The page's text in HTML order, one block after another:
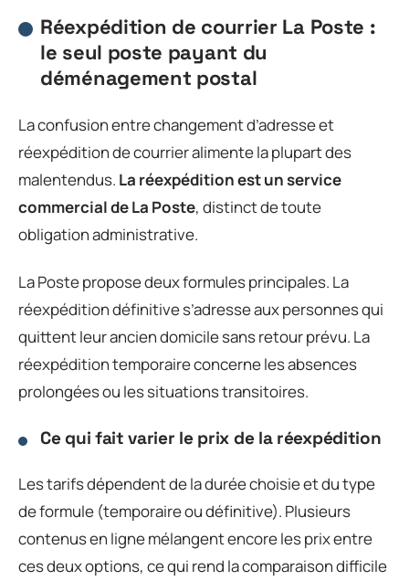
Réexpédition de courrier La Poste :
le seul poste payant du
déménagement postal
La confusion entre changement d’adresse et
réexpédition de courrier alimente la plupart des
malentendus. La réexpédition est un service
commercial de La Poste, distinct de toute
obligation administrative.
La Poste propose deux formules principales. La
réexpédition définitive s’adresse aux personnes qui
quittent leur ancien domicile sans retour prévu. La
réexpédition temporaire concerne les absences
prolongées ou les situations transitoires.
Ce qui fait varier le prix de la réexpédition
Les tarifs dépendent de la durée choisie et du type
de formule (temporaire ou définitive). Plusieurs
contenus en ligne mélangent encore les prix entre
ces deux options, ce qui rend la comparaison difficile